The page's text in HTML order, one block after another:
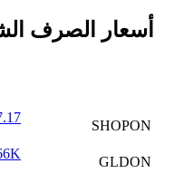
أسعار الصرف
SHOPON
GLDON